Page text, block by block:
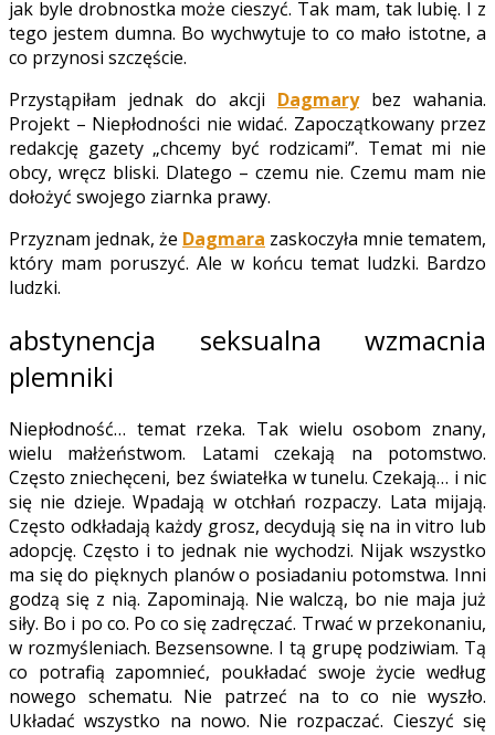
jak byle drobnostka może cieszyć. Tak mam, tak lubię. I z
tego jestem dumna. Bo wychwytuje to co mało istotne, a
co przynosi szczęście.
Przystąpiłam jednak do akcji Dagmarybez wahania.
Projekt – Niepłodności nie widać. Zapoczątkowany przez
redakcję gazety „chcemy być rodzicami”. Temat mi nie
obcy, wręcz bliski. Dlatego – czemu nie. Czemu mam nie
dołożyć swojego ziarnka prawy.
Przyznam jednak, że Dagmara zaskoczyła mnie tematem,
który mam poruszyć. Ale w końcu temat ludzki. Bardzo
ludzki.
abstynencja seksualna wzmacnia
plemniki
Niepłodność… temat rzeka. Tak wielu osobom znany,
wielu małżeństwom. Latami czekają na potomstwo.
Często zniechęceni, bez światełka w tunelu. Czekają… i nic
się nie dzieje. Wpadają w otchłań rozpaczy. Lata mijają.
Często odkładają każdy grosz, decydują się na in vitro lub
adopcję. Często i to jednak nie wychodzi. Nijak wszystko
ma się do pięknych planów o posiadaniu potomstwa. Inni
godzą się z nią. Zapominają. Nie walczą, bo nie maja już
siły. Bo i po co. Po co się zadręczać. Trwać w przekonaniu,
w rozmyśleniach. Bezsensowne. I tą grupę podziwiam. Tą
co potrafią zapomnieć, poukładać swoje życie według
nowego schematu. Nie patrzeć na to co nie wyszło.
Układać wszystko na nowo. Nie rozpaczać. Cieszyć się